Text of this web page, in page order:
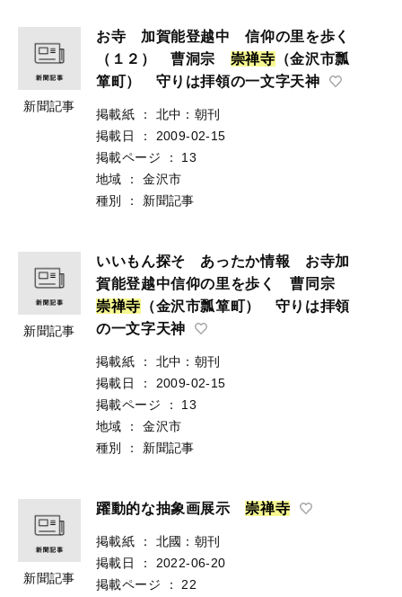
新聞記事
お寺 加賀能登越中 信仰の里を歩く
（１２） 曹洞宗 崇禅寺 （金沢市瓢
箪町） 守りは拝領の一文字天神
掲載紙 ：
北中：朝刊
掲載日
：
2009-02-15
掲載ページ
：
13
地域
：
金沢市
種別
： 新聞記事
新聞記事
いいもん探そ あったか情報 お寺加
賀能登越中信仰の里を歩く 曹同宗
崇禅寺 （金沢市瓢箪町） 守りは拝領
の一文字天神
掲載紙 ：
北中：朝刊
掲載日
：
2009-02-15
掲載ページ
：
13
地域
：
金沢市
種別
： 新聞記事
新聞記事
躍動的な抽象画展示崇禅寺
掲載紙 ：
北國：朝刊
掲載日
：
2022-06-20
掲載ページ
：
22